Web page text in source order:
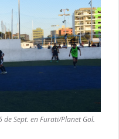
de Sept. en Furati/Planet Gol.